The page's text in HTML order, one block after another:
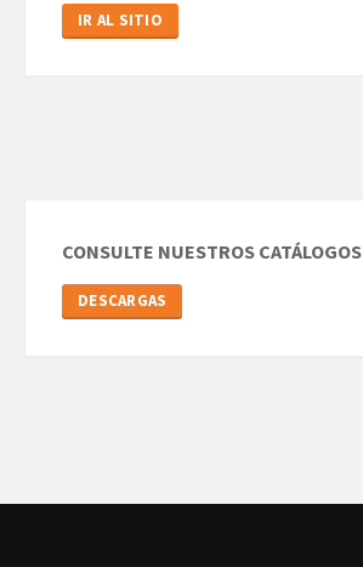
IR AL SITIO
CONSULTE NUESTROS CATÁLOGOS
DESCARGAS